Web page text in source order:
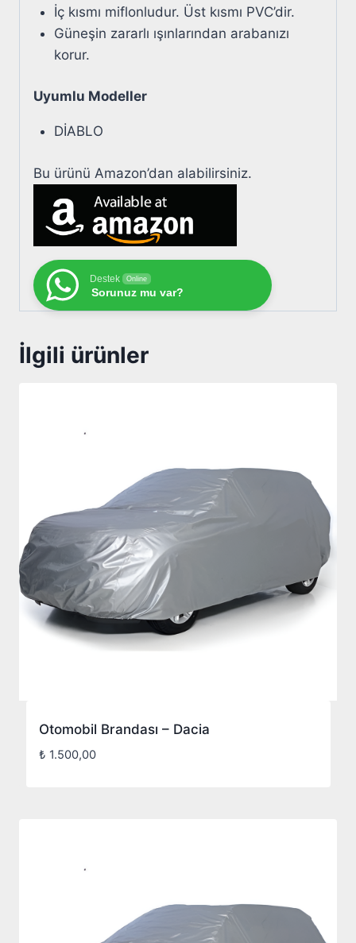
İç kısmı miflonludur. Üst kısmı PVC’dir.
Güneşin zararlı ışınlarından arabanızı
korur.
Uyumlu Modeller
DİABLO
Bu ürünü Amazon’dan alabilirsiniz.
Destek Online
Sorunuz mu var?
İlgili ürünler
Otomobil Brandası – Dacia
₺ 1.500,00